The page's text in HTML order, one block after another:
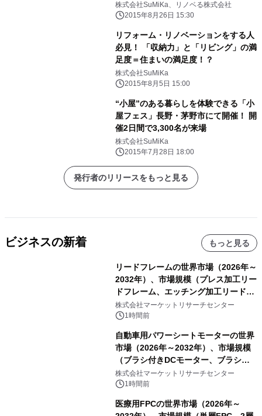
株式会社SuMiKa、リノベる株式会社
2015年8月26日 15:30
リフォーム・リノベーションをする人
必見！ 「収納力」と「リビング」の満
足度＝住まいの満足度！？
株式会社SuMiKa
2015年8月5日 15:00
“小屋”のある暮らしを体験できる「小
屋フェス」長野・茅野市にて開催！ 開
催2日間で3,300名が来場
株式会社SuMiKa
2015年7月28日 18:00
発行者のリリースをもっと見る
ビジネスの新着 もっと見る
リードフレームの世界市場（2026年～
2032年）、市場規模（プレス加工リー
ドフレーム、エッチング加工リードフ
レーム）・分析レポートを発表
株式会社マーケットリサーチセンター
1時間前
自動車用パワーシートモーターの世界
市場（2026年～2032年）、市場規模
（ブラシ付きDCモーター、ブラシレ
スDCモーター）・分析レポートを発
表
株式会社マーケットリサーチセンター
1時間前
医療用FPCの世界市場（2026年～